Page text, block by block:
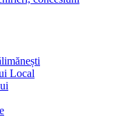
Local